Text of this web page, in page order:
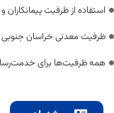
استفاده از ظرفیت
ظرفیت معدنی خراسان
همه ظرفیت‌ها برای